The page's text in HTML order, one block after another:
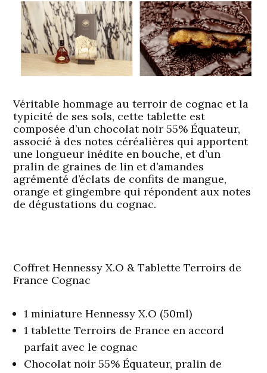
Véritable hommage au terroir de cognac et la
typicité de ses sols, cette tablette est
composée d’un chocolat noir 55% Équateur,
associé à des notes céréalières qui apportent
une longueur inédite en bouche, et d’un
pralin de graines de lin et d’amandes
agrémenté d’éclats de confits de mangue,
orange et gingembre qui répondent aux notes
de dégustations du cognac.
Coffret Hennessy X.O & Tablette Terroirs de
France Cognac
1 miniature Hennessy X.O (50ml)
1 tablette Terroirs de France en accord
parfait avec le cognac
Chocolat noir 55% Équateur, pralin de